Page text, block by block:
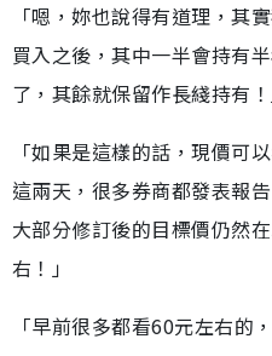
「嗯，妳也說得有道理，其
買入之後，其中一半會持有
了，其餘就保留作長綫持有！
「如果是這樣的話，現價可
這兩天，很多券商都發表報
大部分修訂後的目標價仍然
右！」
「早前很多都看60元左右的